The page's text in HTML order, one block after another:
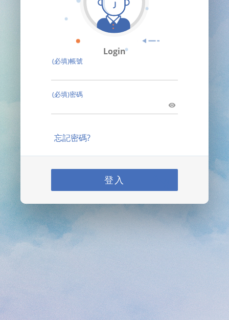
Login
(必填)帳號
(必填)密碼
忘記密碼?
登入